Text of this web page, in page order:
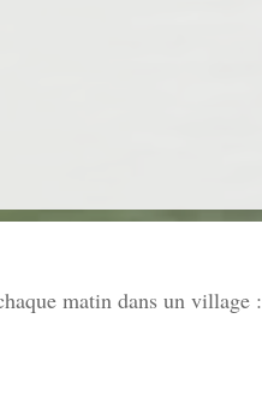
matin dans un village :